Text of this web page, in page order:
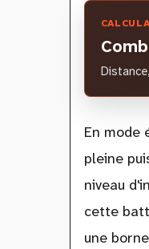
En mode
pleine
niveau
cette
une